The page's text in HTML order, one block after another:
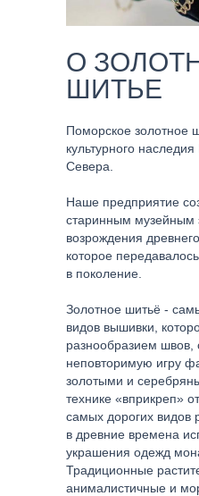
О
ШИТЬЕ
Поморское золотное
культурного
Севера.
Наше предприятие
старинным музейным
возрождения
которое
в поколение.
Золотное шитьё -
видов вышивки,
разнообразием
неповторимую игру
золотыми и
технике «вприкреп»
самых дорогих видов
в древние времена
украшения одежд
Традиционные
анималистичные и